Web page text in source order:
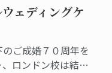
ェディングケ
ご成婚７０周年を
ロンドン校は結婚